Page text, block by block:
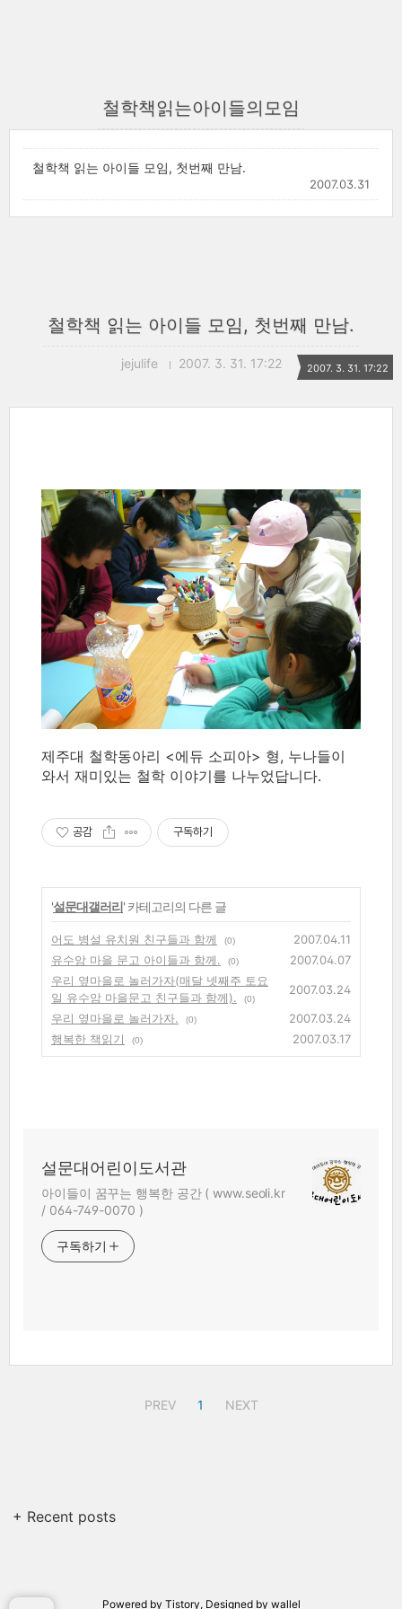
철학책읽는아이들의모임
철학책 읽는 아이들 모임, 첫번째 만남.
2007.03.31
철학책 읽는 아이들 모임, 첫번째 만남.
jejulife 2007. 3. 31. 17:22 2007. 3. 31. 17:22
제주대 철학동아리 <에듀 소피아> 형, 누나들이
와서 재미있는 철학 이야기를 나누었답니다.
공감 구독하기
'설문대갤러리' 카테고리의 다른 글
어도 병설 유치원 친구들과 함께 (0)
2007.04.11
유수암 마을 문고 아이들과 함께.
(0)
2007.04.07
우리 옆마을로 놀러가자(매달 넷째주 토요
일 유수암 마을문고 친구들과 함께).
(0)
2007.03.24
우리 옆마을로 놀러가자.
(0)
2007.03.24
행복한 책읽기
(0) 2007.03.17
설문대어린이도서관
아이들이 꿈꾸는 행복한 공간 ( www.seoli.kr
/ 064-749-0070 )
구독하기
PREV 1 NEXT
+ Recent posts
Powered by Tistory, Designed by wallel